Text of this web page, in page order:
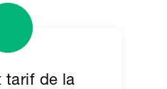
tarif de la